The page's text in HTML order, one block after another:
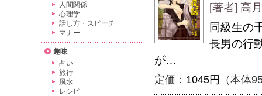
[著者] 高
同級生の
長男の行
が…
定価： 1045円 （本体
人間関係
心理学
話し方・スピーチ
マナー
趣味
占い
旅行
風水
レシピ